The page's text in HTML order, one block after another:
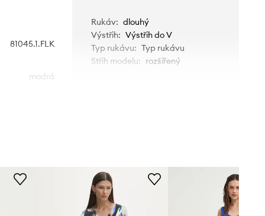
81045.1.FLK
modrá
Rukáv: dlouhý
Výstřih: Výstřih do V
Typ rukávu: Typ rukávu
Střih modelu: rozšířený
Doporučujeme zvolit si o číslo větší
velikost, než běžně nosíte.
Tabulka velikosti